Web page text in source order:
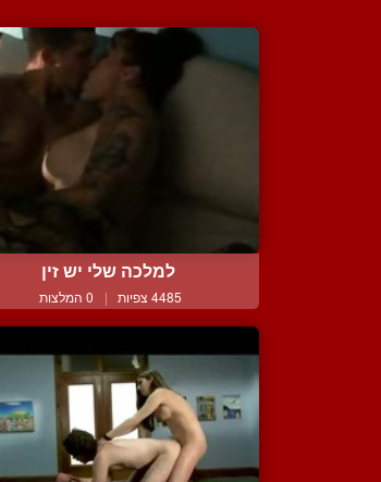
למלכה שלי יש זין
4485 צפיות | 0 המלצות